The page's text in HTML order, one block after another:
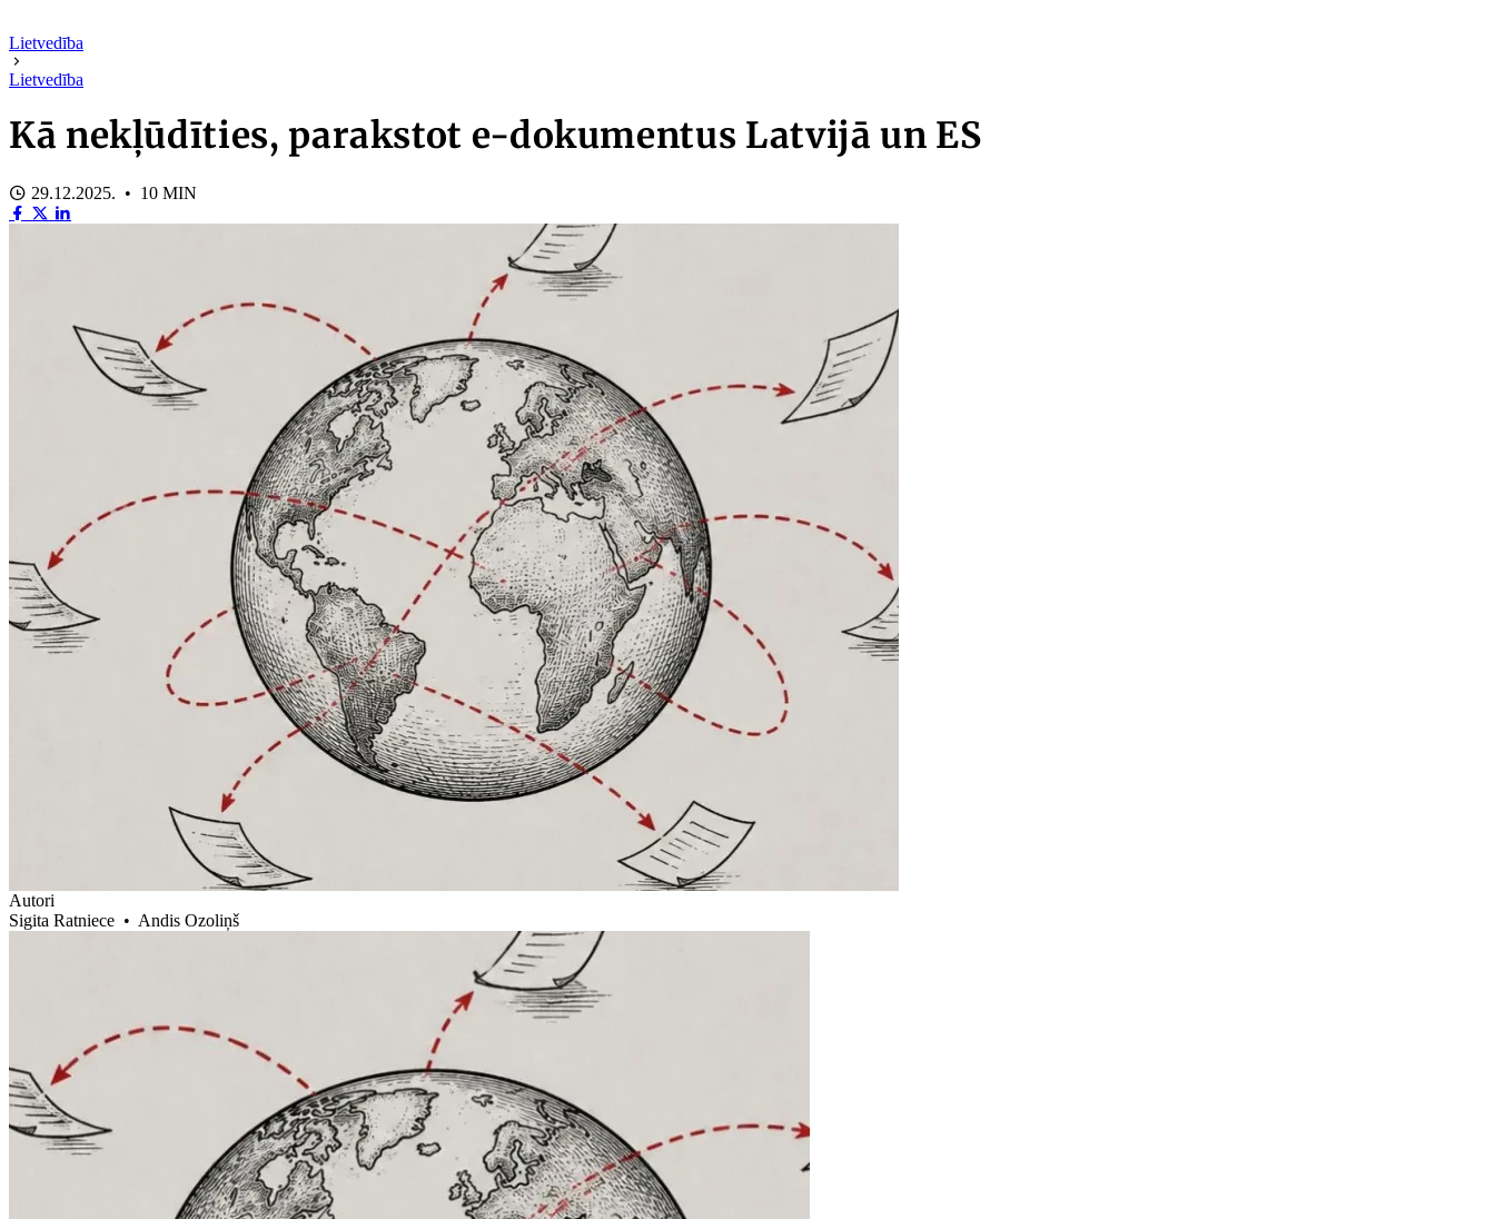
Lietvedība
Lietvedība
Kā nekļūdīties, parakstot e-dokumentus Latvijā un ES
29.12.2025. • 10 MIN
Autori
Sigita Ratniece • Andis Ozoliņš